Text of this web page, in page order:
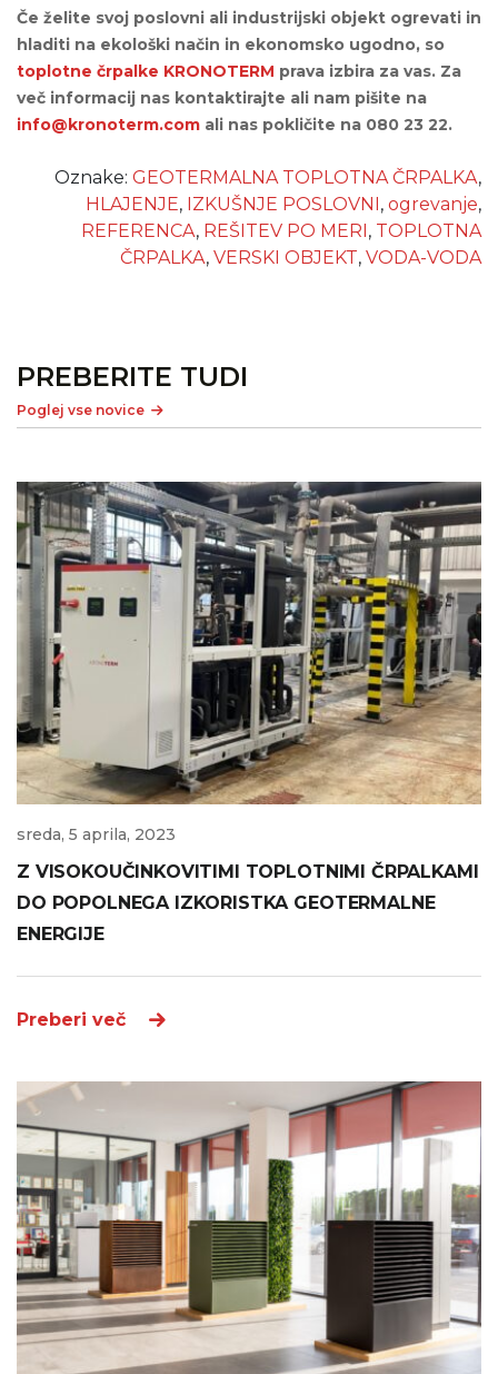
Če želite svoj poslovni ali industrijski objekt ogrevati in
hladiti na ekološki način in ekonomsko ugodno, so
toplotne črpalke KRONOTERM prava izbira za vas. Za
več informacij nas kontaktirajte ali nam pišite na
info@kronoterm.com ali nas pokličite na 080 23 22.
Oznake: GEOTERMALNA TOPLOTNA ČRPALKA,
HLAJENJE, IZKUŠNJE POSLOVNI, ogrevanje,
REFERENCA, REŠITEV PO MERI, TOPLOTNA
ČRPALKA, VERSKI OBJEKT, VODA-VODA
PREBERITE TUDI
Poglej vse novice
sreda, 5 aprila, 2023
Z VISOKOUČINKOVITIMI TOPLOTNIMI ČRPALKAMI
DO POPOLNEGA IZKORISTKA GEOTERMALNE
ENERGIJE
Preberi več